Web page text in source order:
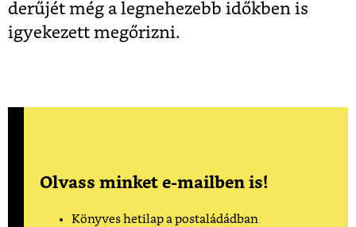
derűjét még a legnehezebb időkben is
igyekezett megőrizni.
Olvass minket e-mailben is!
Könyves hetilap a postaládádban